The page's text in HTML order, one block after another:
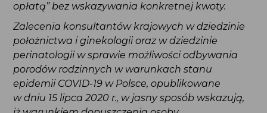
Zalecenia konsultantów krajowych w dziedzinie
położnictwa i ginekologii oraz w dziedzinie
perinatologii w sprawie możliwości odbywania
porodów rodzinnych w warunkach stanu
epidemii COVID-19 w Polsce, opublikowane
w dniu 15 lipca 2020 r., w jasny sposób wskazują,
iż warunkiem dopuszczenia osoby towarzyszącej
do porodu nie jest bycie zaszczepionym